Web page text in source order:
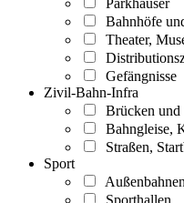
Bahnhöfe
Theater,
Gefängnisse
Zivil-Bahn-Infra
Brücken und
Bahngleise,
Straßen,
Sport
Außenbahnen
Sporthallen